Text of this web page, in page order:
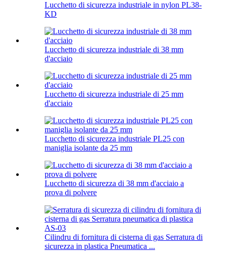
Lucchetto di sicurezza industriale in nylon PL38-
KD
Lucchetto di sicurezza industriale di 38 mm
d'acciaio
Lucchetto di sicurezza industriale di 25 mm
d'acciaio
Lucchetto di sicurezza industriale PL25 con
maniglia isolante da 25 mm
Lucchetto di sicurezza di 38 mm d'acciaio a
prova di polvere
Cilindru di fornitura di cisterna di gas Serratura di
sicurezza in plastica Pneumatica ...